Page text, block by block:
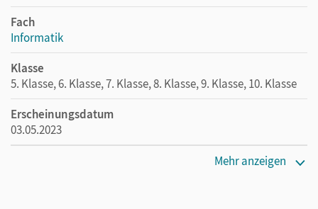
Fach
Informatik
Klasse
5. Klasse, 6. Klasse, 7. Klasse, 8. Klasse, 9. Klasse, 10. Klasse
Erscheinungsdatum
03.05.2023
Mehr anzeigen